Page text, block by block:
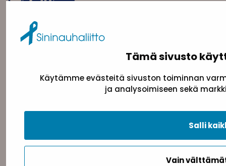
Tämä sivusto
Käytämme evästeitä sivuston toiminnan
ja analysoimiseen sekä
Vain
Salli
Evästeseloste